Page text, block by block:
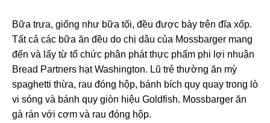
Bữa trưa, giống như bữa tối, đều được bày trên đĩa xốp.
Tất cả các bữa ăn đều do chị dâu của Mossbarger mang
đến và lấy từ tổ chức phân phát thực phẩm phi lợi nhuận
Bread Partners hạt Washington. Lũ trẻ thường ăn mỳ
spaghetti thừa, rau đóng hộp, bánh bích quy quay trong lò
vi sóng và bánh quy giòn hiệu Goldfish. Mossbarger ăn
gà rán với cơm và rau đóng hộp.